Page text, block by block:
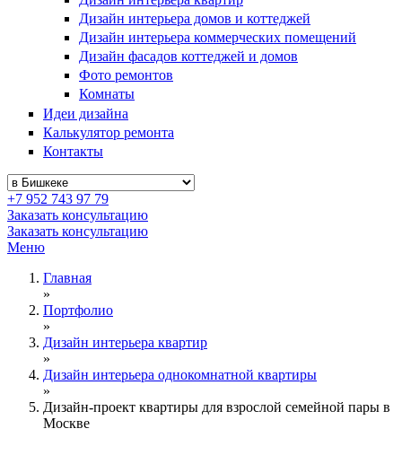
Дизайн интерьера домов и коттеджей
Дизайн интерьера коммерческих помещений
Дизайн фасадов коттеджей и домов
Фото ремонтов
Комнаты
Идеи дизайна
Калькулятор ремонта
Контакты
+7 952 743 97 79
Заказать консультацию
Заказать консультацию
Меню
Главная
»
Портфолио
»
Дизайн интерьера квартир
»
Дизайн интерьера однокомнатной квартиры
»
Дизайн-проект квартиры для взрослой семейной пары в
Москве